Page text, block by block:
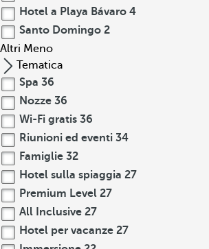
Hotel a Playa Bávaro 4
Santo Domingo 2
Altri Meno
Tematica
Spa 36
Nozze 36
Wi-Fi gratis 36
Riunioni ed eventi 34
Famiglie 32
Hotel sulla spiaggia 27
Premium Level 27
All Inclusive 27
Hotel per vacanze 27